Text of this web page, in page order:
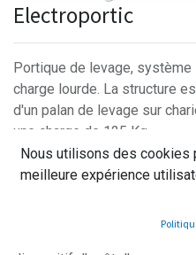
Electroportic
Portique de levage,
charge lourde. La structure
d'un palan de levage sur
une charge de 125 Kg
Le produit est livré avec une
de protection électriques , et
L'armoire de sécurité
contacts de sur-course, le
Nous utilisons des cookies
meilleure expérience